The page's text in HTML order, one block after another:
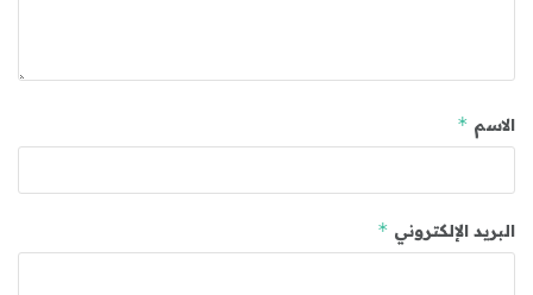
الاسم *
البريد الإلكتروني *